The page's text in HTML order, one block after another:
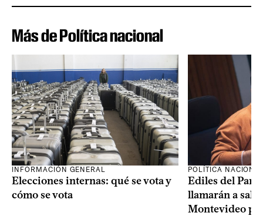
Más de Política nacional
INFORMACIÓN GENERAL
Elecciones internas: qué se vota y
cómo se vota
POLÍTICA
Ediles del
llamarán a sala
Montevideo